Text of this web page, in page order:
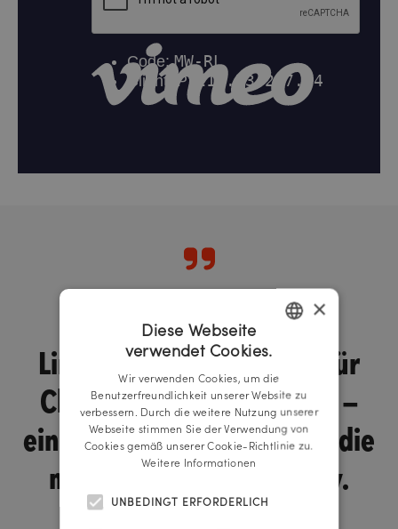
Wir haben das „Netflix,
LinkedIn und Facebook“ für
Chirurg*innen entwickelt –
eine All-In-One Lösung für die
medizinische Community.
GERMAN
×
Diese Webseite
verwendet Cookies.
Wir verwenden Cookies, um die
Benutzerfreundlichkeit unserer Website zu
verbessern. Durch die weitere Nutzung unserer
Webseite stimmen Sie der Verwendung von
Cookies gemäß unserer Cookie-Richtlinie zu.
Weitere Informationen
UNBEDINGT ERFORDERLICH